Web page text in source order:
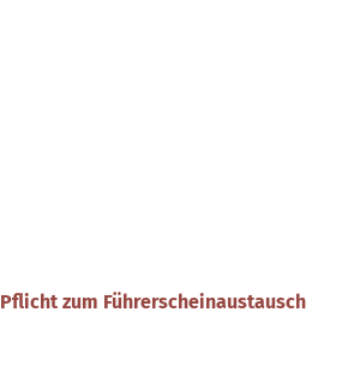
Pflicht zum Führerscheinaustausch